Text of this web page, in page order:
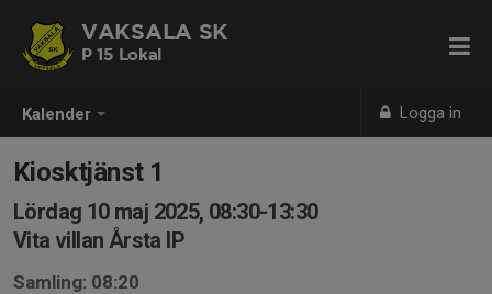
Kalender Logga in
VAKSALA SK
P 15 Lokal
Kiosktjänst 1
Lördag 10 maj 2025, 08:30-13:30
Vita villan Årsta IP
Samling: 08:20